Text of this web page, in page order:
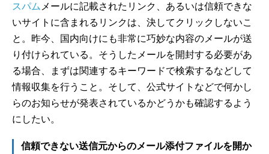
スパム メールに記載されたリンク、あるいは信頼できな
いサイトに含まれるリンクは、決してクリックしないこ
と。昨今、国内向けにも非常に巧妙な内容のメールが送
り付けられている。そうしたメールを開封する必要があ
る場合、まずは関連するキーワードで検索するなどして
情報収集を行うこと。そして、公式サイトなどで何かし
らのお知らせが発表されているかどうかも確認するよう
にしたい。
信頼できない送信元からのメール添付ファイルを開か